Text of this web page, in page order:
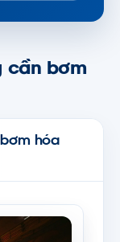
cần bơm
hóa